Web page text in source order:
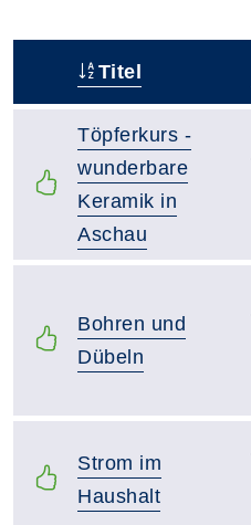
Titel
Töpferkurs -
wunderbare
Keramik in
Aschau
Bohren und
Dübeln
Strom im
Haushalt